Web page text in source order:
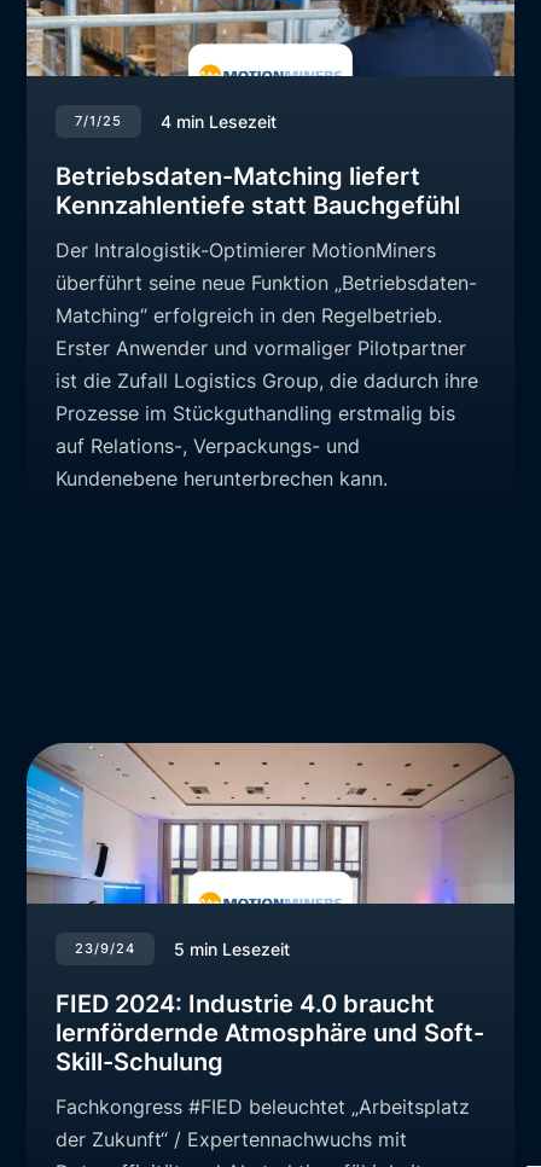
7/1/25 4 min Lesezeit
Betriebsdaten-Matching liefert
Kennzahlentiefe statt Bauchgefühl
Der Intralogistik-Optimierer MotionMiners
überführt seine neue Funktion „Betriebsdaten-
Matching“ erfolgreich in den Regelbetrieb.
Erster Anwender und vormaliger Pilotpartner
ist die Zufall Logistics Group, die dadurch ihre
Prozesse im Stückguthandling erstmalig bis
auf Relations-, Verpackungs- und
Kundenebene herunterbrechen kann.
23/9/24 5 min Lesezeit
FIED 2024: Industrie 4.0 braucht
lernfördernde Atmosphäre und Soft-
Skill-Schulung
Fachkongress #FIED beleuchtet „Arbeitsplatz
der Zukunft“ / Expertennachwuchs mit